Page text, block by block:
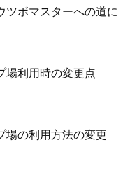
ツボマスターへの道に
場利用時の変更点
場の利用方法の変更